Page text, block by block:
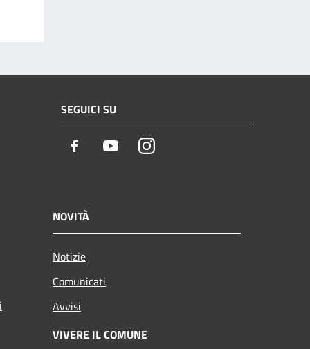
SEGUICI SU
Facebook YoutubeInstagram
NOVITÀ
Notizie
Comunicati
Avvisi
VIVERE IL COMUNE